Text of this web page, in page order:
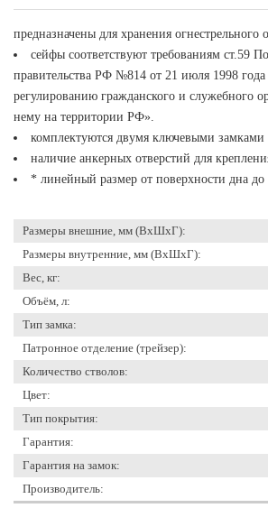
предназначены для хранения огнестрельного
сейфы соответствуют требованиям ст.59
правительства РФ №814 от 21 июля 1998
регулированию гражданского и служебного
нему на территории РФ».
комплектуются двумя ключевыми замками
наличие анкерных отверстий для
* линейный размер от поверхности дна до
Размеры внешние, мм (ВхШхГ):
Размеры внутренние, мм (ВхШхГ):
Вес, кг:
Объём, л:
Тип замка:
Патронное отделение (трейзер):
Количество стволов:
Цвет:
Тип покрытия:
Гарантия:
Гарантия на замок:
Производитель: